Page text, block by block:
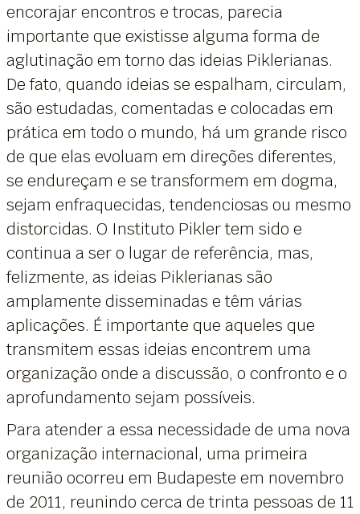
encorajar encontros e trocas, parecia
importante que existisse alguma forma de
aglutinação em torno das ideias Piklerianas.
De fato, quando ideias se espalham, circulam,
são estudadas, comentadas e colocadas em
prática em todo o mundo, há um grande risco
de que elas evoluam em direções diferentes,
se endureçam e se transformem em dogma,
sejam enfraquecidas, tendenciosas ou mesmo
distorcidas. O Instituto Pikler tem sido e
continua a ser o lugar de referência, mas,
felizmente, as ideias Piklerianas são
amplamente disseminadas e têm várias
aplicações. É importante que aqueles que
transmitem essas ideias encontrem uma
organização onde a discussão, o confronto e o
aprofundamento sejam possíveis.
Para atender a essa necessidade de uma nova
organização internacional, uma primeira
reunião ocorreu em Budapeste em novembro
de 2011, reunindo cerca de trinta pessoas de 11